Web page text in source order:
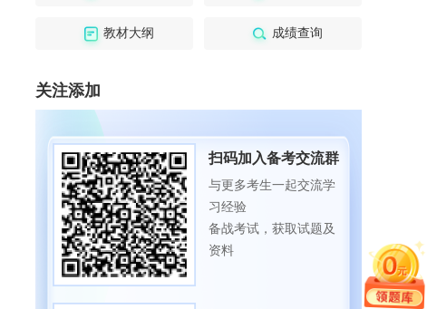
教材大纲 成绩查询
关注添加
扫码加入备考交流群
与更多考生一起交流学
习经验
备战考试，获取试题及
资料